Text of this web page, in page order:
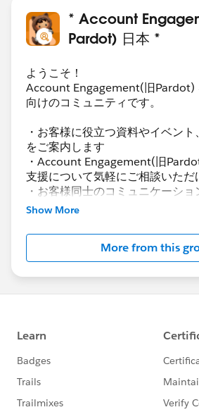
* Account
Pardot) 日本 *
ようこそ！
Account Engagement(旧Pardot)
向けのコミュニティです。
・お客様に役立つ資料やイベン
をご案内します
・Account Engagement(旧
支援について気軽にご相談いただ
・お客様同士のコミュニケーシ
いただけます
Account Engagement(旧Pardot)
ュニティとしてお役立てください
https://www.salesforce.com/
/overview
このグループは株式会社セールス
ンの社員によって管理、運営され
「Trailblazer Community オンラ
https://
Show More
More from this